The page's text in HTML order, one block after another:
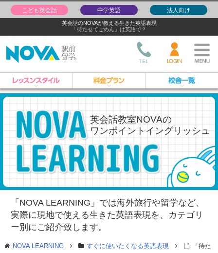
英会話のNOVAが教える生きた英語表現
「待たせてごめん」は英語で？
こども英会話 中学英語 法人向け
英会話教室NOVAの
ワンポイントイングリッシュ
「NOVA LEARNING」では海外旅行や留学など、
実際に現地で使える生きた英語表現を、 カテゴリ
ー別にご紹介致します。
NOVA LEARNING すぐに使いたくなる英語表現
「待た